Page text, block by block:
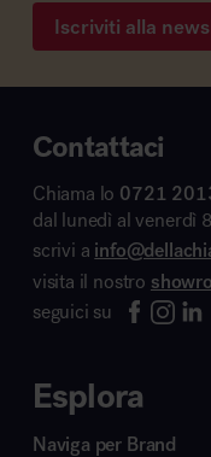
Iscriviti alla
Contattaci
Chiama lo 0721
dal lunedì al
scrivi a
visita il nostro
seguici su
Esplora
Naviga per Brand